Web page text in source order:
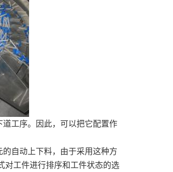
工序。因此，可以把它配置作
自动上下料，由于采用这种方
对工件进行排序和工件状态的选